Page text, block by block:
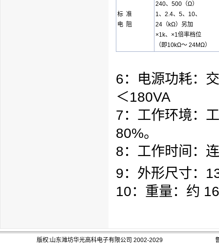
标 准
电 阻
240、500（Ω）
1、2.4、5、10、
24（kΩ）另加
×1k、×1倍率档位
（即10kΩ～ 24MΩ）
6：电源功耗：
＜180VA
7：工作环境：
80%。
8：工作时间：
9：外形尺寸：
10：重量：约
版权:山东潍坊华光高科电子有限公司 2002-2029